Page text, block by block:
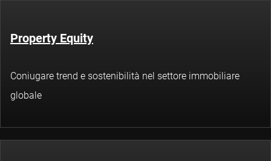
Property Equity
Coniugare trend e sostenibilità nel settore immobiliare
globale